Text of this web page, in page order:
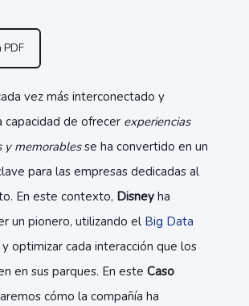
PDF
vez más interconectado y
de ofrecer experiencias
y memorablesse ha convertido en un
para las empresas dedicadas al
En este contexto, Disney ha
un pionero, utilizando el Big Data
optimizar cada interacción que los
en sus parques. En este Caso
cómo la compañía ha